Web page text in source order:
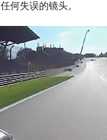
何失误的镜头。